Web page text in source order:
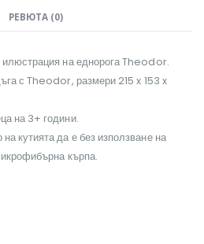
РЕВЮТА (0)
илюстрация на еднорога Theodor.
с Theodor, размери 215 x 153 x
на 3+ години.
кутията да е без използване на
кърпа.